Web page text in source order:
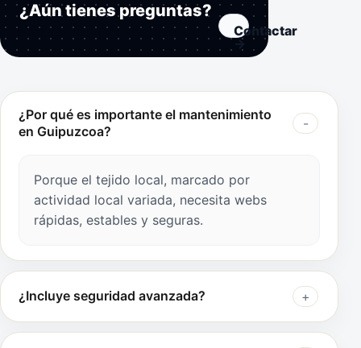
¿Aún tienes preguntas?
Contactar
→
¿Por qué es importante el mantenimiento
en Guipuzcoa?
Porque el tejido local, marcado por
actividad local variada, necesita webs
rápidas, estables y seguras.
¿Incluye seguridad avanzada?